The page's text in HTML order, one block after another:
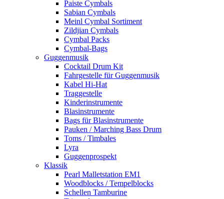
Paiste Cymbals
Sabian Cymbals
Meinl Cymbal Sortiment
Zildjian Cymbals
Cymbal Packs
Cymbal-Bags
Guggenmusik
Cocktail Drum Kit
Fahrgestelle für Guggenmusik
Kabel Hi-Hat
Traggestelle
Kinderinstrumente
Blasinstrumente
Bags für Blasinstrumente
Pauken / Marching Bass Drum
Toms / Timbales
Lyra
Guggenprospekt
Klassik
Pearl Malletstation EM1
Woodblocks / Tempelblocks
Schellen Tamburine